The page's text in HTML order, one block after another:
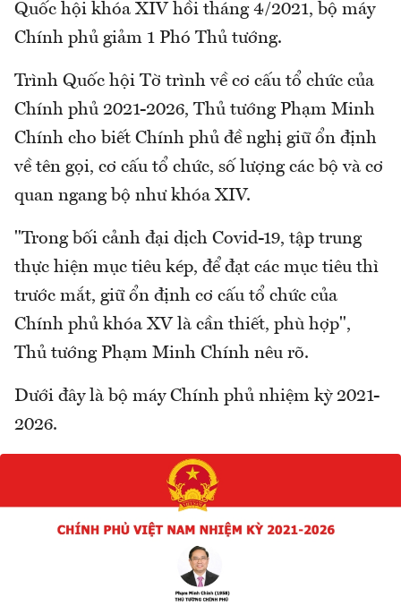
Quốc hội khóa XIV hồi tháng 4/2021, bộ máy
Chính phủ giảm 1 Phó Thủ tướng.
Trình Quốc hội Tờ trình về cơ cấu tổ chức của
Chính phủ 2021-2026, Thủ tướng Phạm Minh
Chính cho biết Chính phủ đề nghị giữ ổn định
về tên gọi, cơ cấu tổ chức, số lượng các bộ và cơ
quan ngang bộ như khóa XIV.
"Trong bối cảnh đại dịch Covid-19, tập trung
thực hiện mục tiêu kép, để đạt các mục tiêu thì
trước mắt, giữ ổn định cơ cấu tổ chức của
Chính phủ khóa XV là cần thiết, phù hợp",
Thủ tướng Phạm Minh Chính nêu rõ.
Dưới đây là bộ máy Chính phủ nhiệm kỳ 2021-
2026.